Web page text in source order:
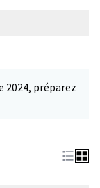
2024, préparez